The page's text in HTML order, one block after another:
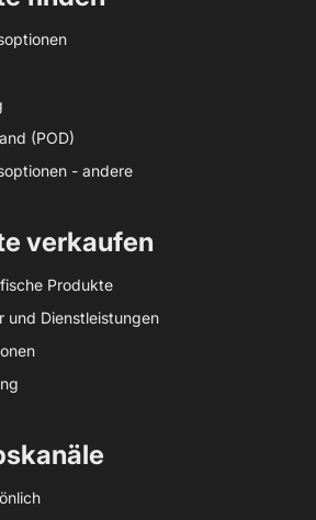
(POD)
- andere
verkaufen
Produkte
und Dienstleistungen